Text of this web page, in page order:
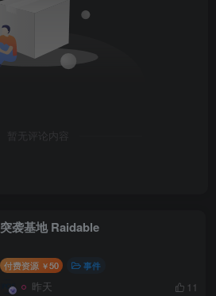
暂无评论内容
突袭基地 Raidable
付费资源 ￥50 事件
昨天 11